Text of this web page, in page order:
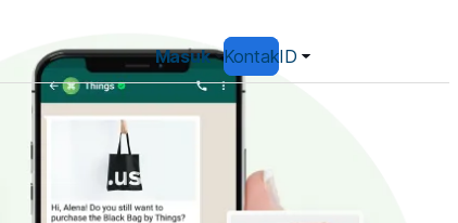
Masuk KontakID